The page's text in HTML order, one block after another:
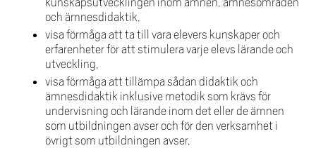
och ämnesdidaktik,
visa förmåga att ta till vara elevers kunskaper och
erfarenheter för att stimulera varje elevs lärande och
utveckling,
visa förmåga att tillämpa sådan didaktik och
ämnesdidaktik inklusive metodik som krävs för
undervisning och lärande inom det eller de ämnen
som utbildningen avser och för den verksamhet i
övrigt som utbildningen avser,